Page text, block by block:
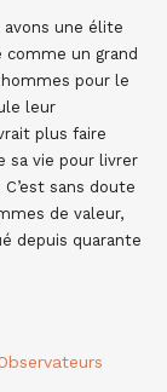
une élite
un grand
pour le
leur
plus faire
sa vie pour livrer
sans doute
de valeur,
depuis quarante